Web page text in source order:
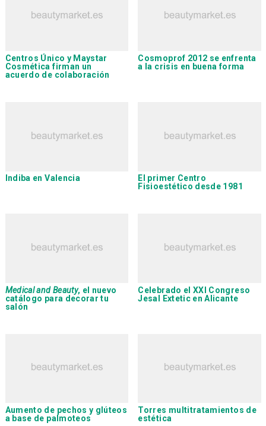
Centros Único y Maystar
Cosmética firman un
acuerdo de colaboración
Cosmoprof 2012 se enfrenta
a la crisis en buena forma
Indiba en Valencia
El primer Centro
Fisioestético desde 1981
Medical and Beauty, el nuevo
catálogo para decorar tu
salón
Celebrado el XXI Congreso
Jesal Extetic en Alicante
Aumento de pechos y glúteos
a base de palmoteos
Torres multitratamientos de
estética